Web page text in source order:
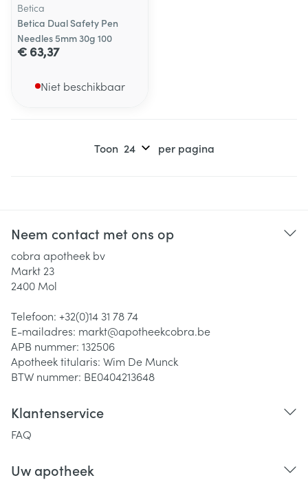
Betica
Betica Dual Safety Pen
Needles 5mm 30g 100
€ 63,37
Niet beschikbaar
Toon per pagina
Neem contact met ons op
cobra apotheek bv
Markt 23
2400 Mol
Telefoon: +32(0)14 31 78 74
E-mailadres: markt@apotheekcobra.be
APB nummer: 132506
Apotheek titularis: Wim De Munck
BTW nummer: BE0404213648
Klantenservice
FAQ
Uw apotheek